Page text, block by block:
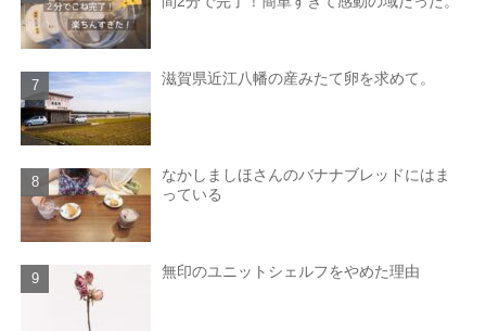
滋賀県近江八幡の産みたて卵を求めて。
なかしましほさんのバナナブレッドにはま
っている
無印のユニットシェルフをやめた理由